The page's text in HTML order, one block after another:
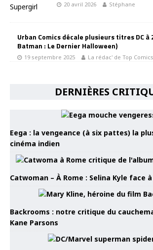
20 avril 2026 Stéphane
Urban Comics décale plusieurs titres DC à
Batman : Le Dernier Halloween)
19 septembre 2025 La rédac' de Top Comics
DERNIÈRES
Eega : la vengeance (à six pattes) la
cinéma indien
Catwoman – À Rome : Selina Kyle face
Backrooms : notre critique du
Kane Parsons